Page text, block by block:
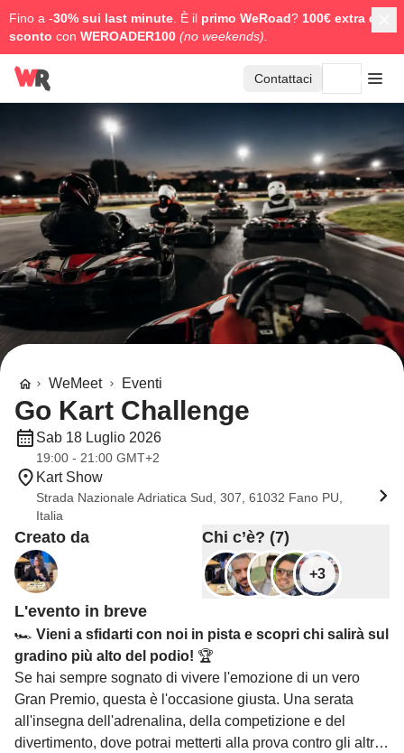
Fino a -30% sui last minute . È il primo WeRoad? 100€ extra di
sconto con WEROADER100 (no weekends).
Contattaci
WeMeet Eventi
Go Kart Challenge
Sab 18 Luglio 2026
19:00 - 21:00 GMT+2
Kart Show
Strada Nazionale Adriatica Sud, 307, 61032 Fano PU,
Italia
Creato da Chi c’è? (7)
+3
L'evento in breve
🏎️ Vieni a sfidarti con noi in pista e scopri chi salirà sul
gradino più alto del podio! 🏆
Se hai sempre sognato di vivere l'emozione di un vero
Gran Premio, questa è l'occasione giusta. Una serata
all'insegna dell'adrenalina, della competizione e del
divertimento, dove potrai metterti alla prova contro gli altri